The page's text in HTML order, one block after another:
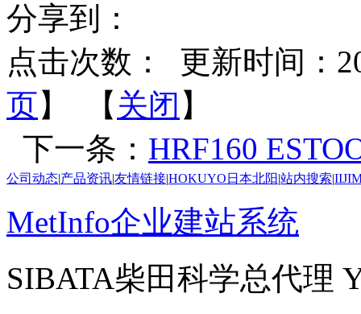
分享到：
点击次数：
更新时间：
页】 【 关闭 】
下一条： HRF160
公司动态|产品资讯|友情链接|HOKUYO日本北阳|站内搜索|
MetInfo企业建站系统
SIBATA柴田科学总代理